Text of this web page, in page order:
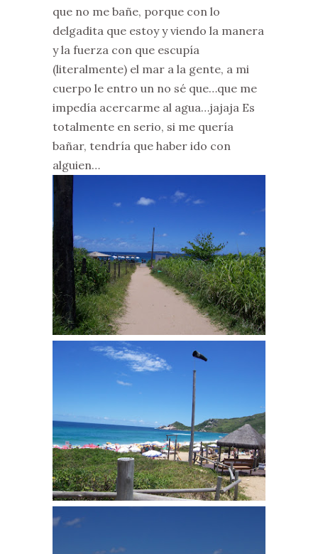
que no me bañe, porque con lo
delgadita que estoy y viendo la manera
y la fuerza con que escupía
(literalmente) el mar a la gente, a mi
cuerpo le entro un no sé que…que me
impedía acercarme al agua…jajaja Es
totalmente en serio, si me quería
bañar, tendría que haber ido con
alguien…